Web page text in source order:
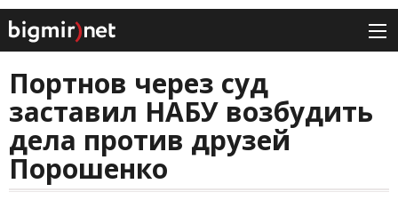
Портнов через суд
заставил НАБУ возбудить
дела против друзей
Порошенко